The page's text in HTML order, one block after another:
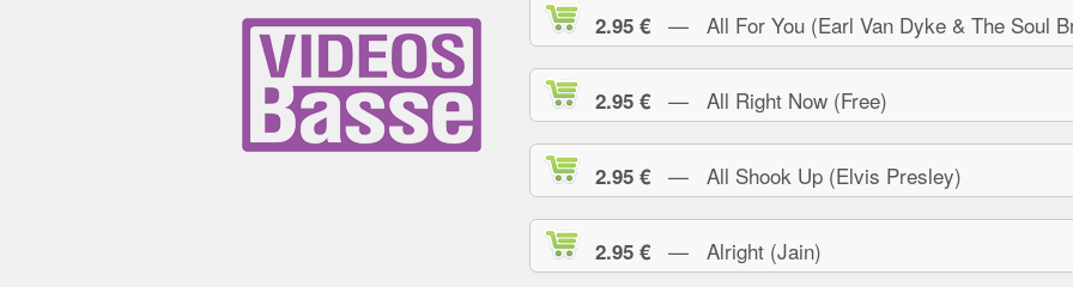
2.95 € — All For You (Earl Van Dyke & The Soul
2.95 € — All Right Now (Free)
2.95 € — All Shook Up (Elvis Presley)
2.95 € — Alright (Jain)